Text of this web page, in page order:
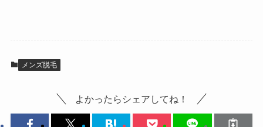
メンズ脱毛
よかったらシェアしてね！